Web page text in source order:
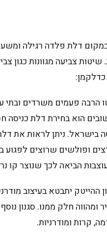
דלת פלדה רגילה
צביעה מגוונות כגון
כדלקמן:
הרבה פעמים משרדים ובתי
הוא בחירת דלת כניסה
בישראל. ניתן לראות את
ופולשים שרוצים
הביאה לכך שנוצר קו
יתבטא בעיצוב
ומהווה חלק ממנו.
קרות ומודרניות.